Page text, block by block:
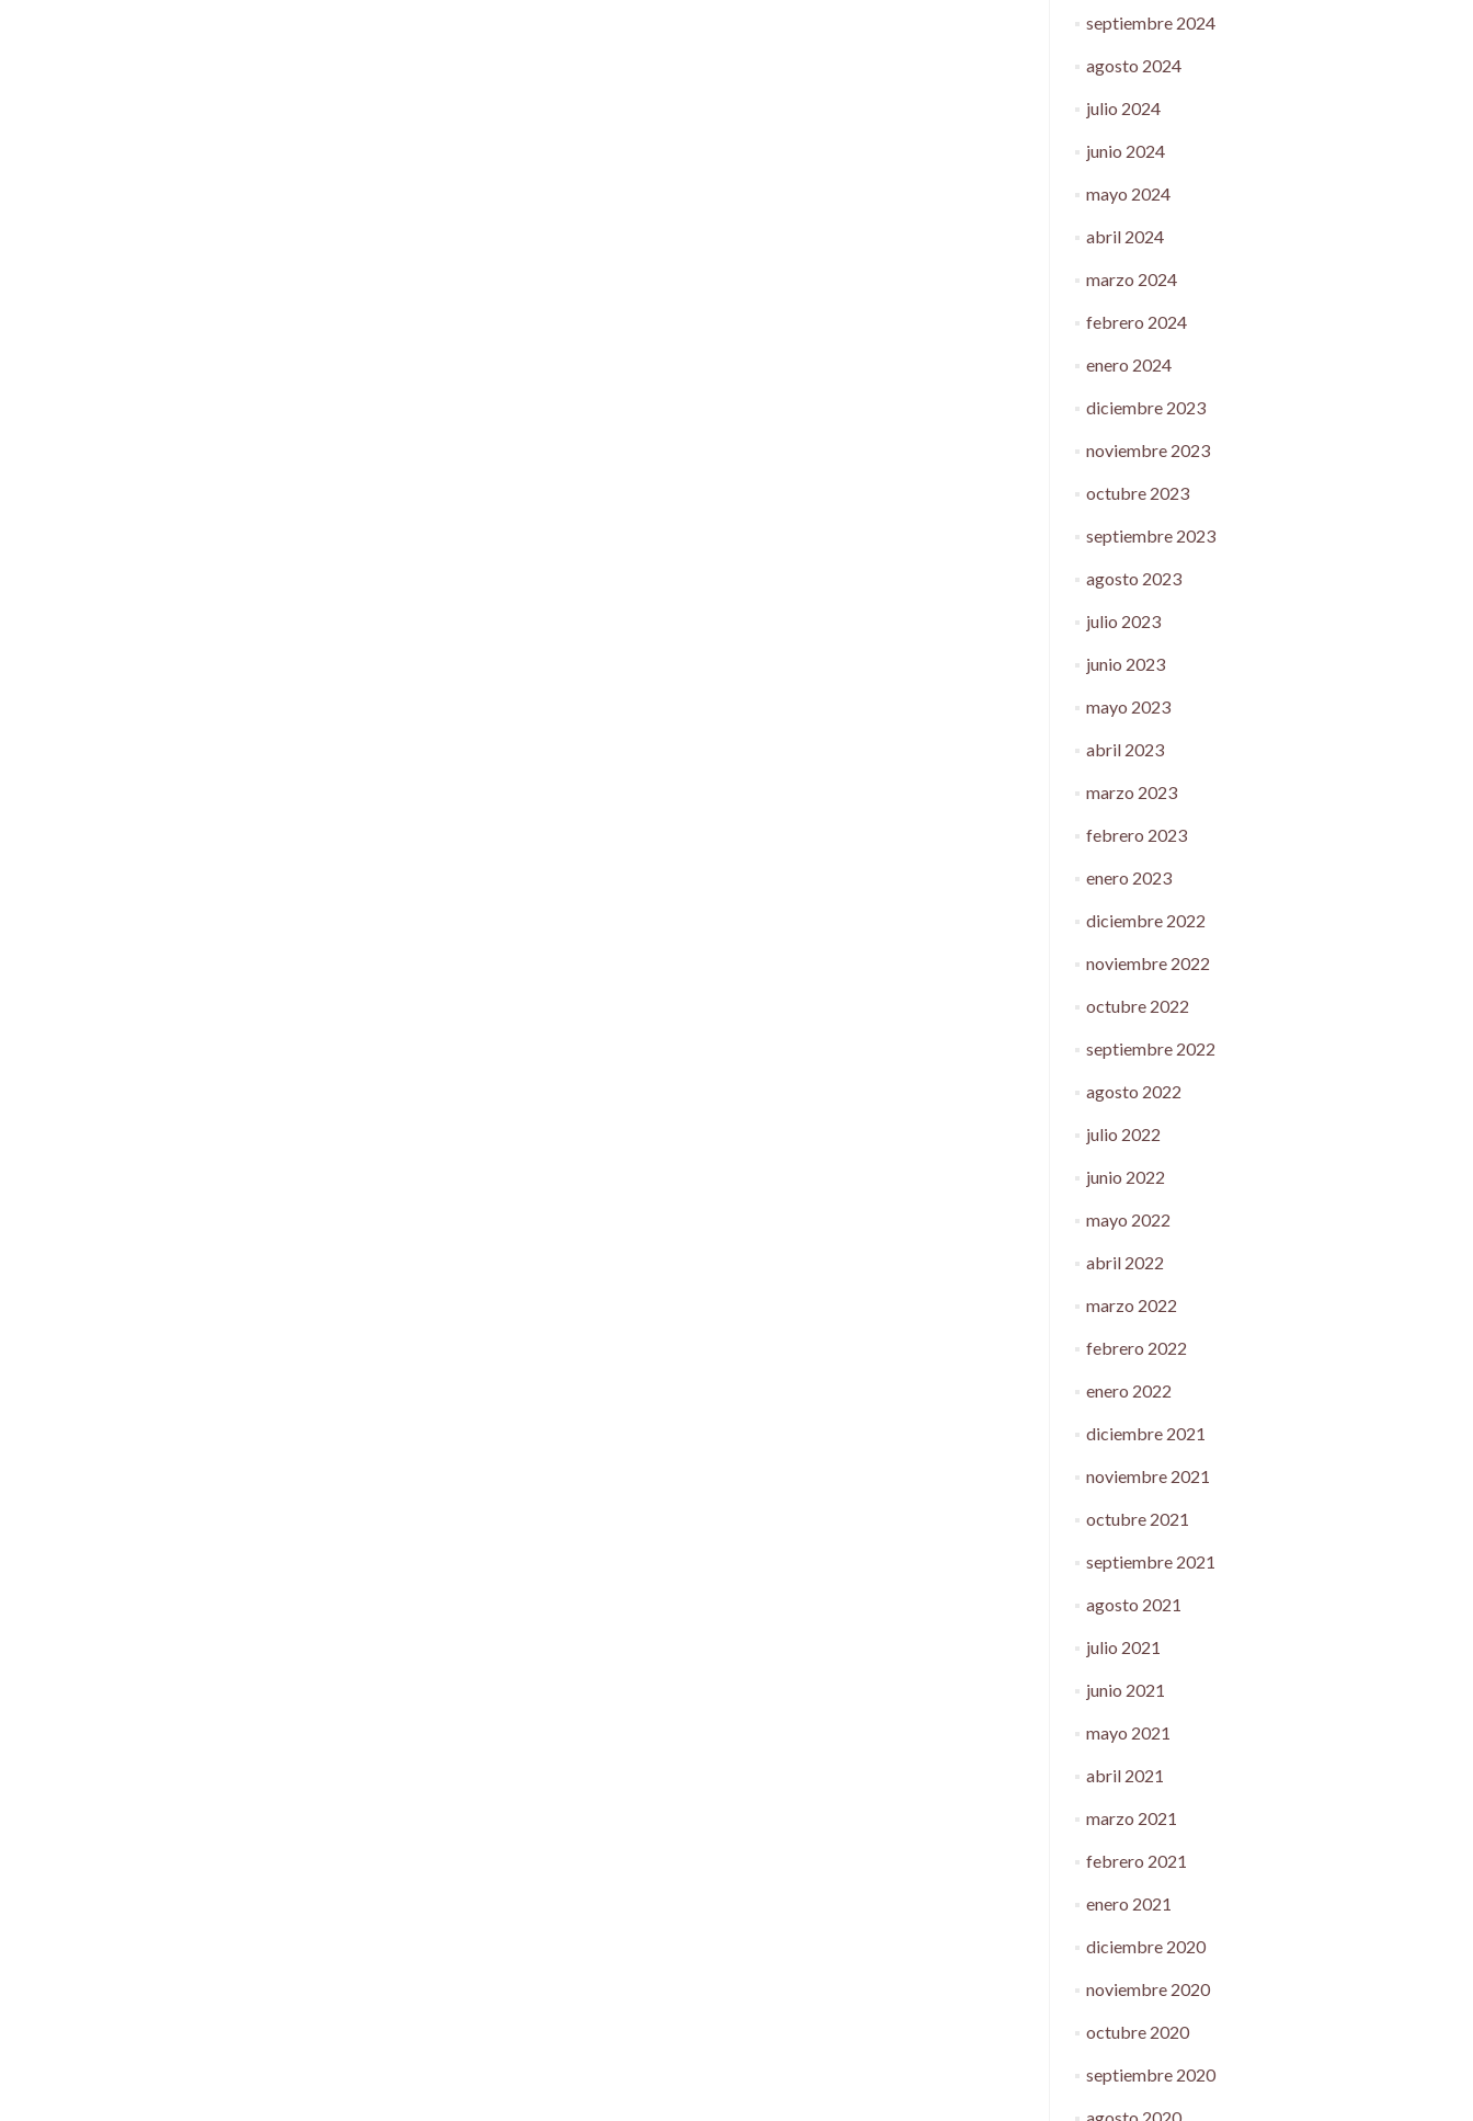
septiembre 2024
agosto 2024
julio 2024
junio 2024
mayo 2024
abril 2024
marzo 2024
febrero 2024
enero 2024
diciembre 2023
noviembre 2023
octubre 2023
septiembre 2023
agosto 2023
julio 2023
junio 2023
mayo 2023
abril 2023
marzo 2023
febrero 2023
enero 2023
diciembre 2022
noviembre 2022
octubre 2022
septiembre 2022
agosto 2022
julio 2022
junio 2022
mayo 2022
abril 2022
marzo 2022
febrero 2022
enero 2022
diciembre 2021
noviembre 2021
octubre 2021
septiembre 2021
agosto 2021
julio 2021
junio 2021
mayo 2021
abril 2021
marzo 2021
febrero 2021
enero 2021
diciembre 2020
noviembre 2020
octubre 2020
septiembre 2020